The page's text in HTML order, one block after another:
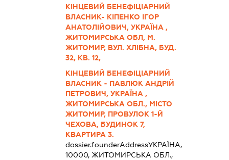
КІНЦЕВИЙ БЕНЕФІЦІАРНИЙ
ВЛАСНИК- КІПЕНКО ІГОР
АНАТОЛІЙОВИЧ, УКРАЇНА ,
ЖИТОМИРСЬКА ОБЛ, М.
ЖИТОМИР, ВУЛ. ХЛІБНА, БУД.
32, КВ. 12,
КІНЦЕВИЙ БЕНЕФІЦІАРНИЙ
ВЛАСНИК - ПАВЛЮК АНДРІЙ
ПЕТРОВИЧ, УКРАЇНА ,
ЖИТОМИРСЬКА ОБЛ., МІСТО
ЖИТОМИР, ПРОВУЛОК 1-Й
ЧЕХОВА, БУДИНОК 7,
КВАРТИРА 3.
dossier.founderAddressУКРАЇНА,
10000, ЖИТОМИРСЬКА ОБЛ.,